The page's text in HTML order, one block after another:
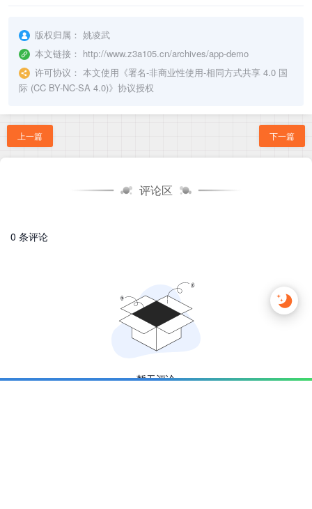
版权归属： 姚凌武
本文链接： http://www.z3a105.cn/archives/app-demo
许可协议： 本文使用《署名-非商业性使用-相同方式共享 4.0 国
际 (CC BY-NC-SA 4.0)》协议授权
上一篇 下一篇
评论区